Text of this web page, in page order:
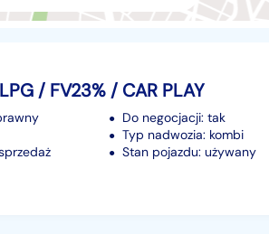
/ FV23% / CAR PLAY
Do negocjacji: tak
Typ nadwozia: kombi
Stan pojazdu: używany